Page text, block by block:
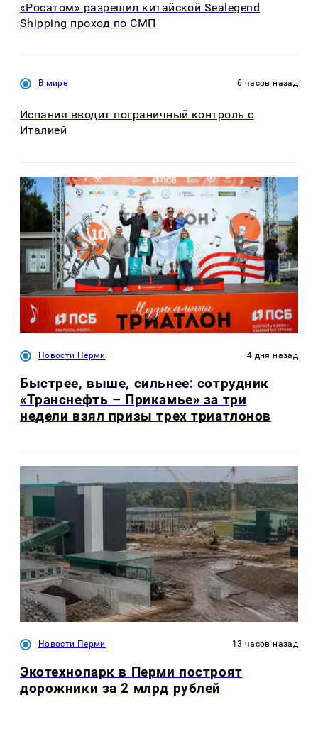
«Росатом» разрешил китайской Sealegend
Shipping проход по СМП
В мире 6 часов назад
Испания вводит пограничный контроль с
Италией
Новости Перми 4 дня назад
Быстрее, выше, сильнее: сотрудник
«Транснефть – Прикамье» за три
недели взял призы трех триатлонов
Новости Перми 13 часов назад
Экотехнопарк в Перми построят
дорожники за 2 млрд рублей